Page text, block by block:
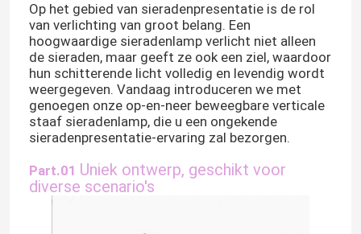
Op het gebied van sieradenpresentatie is de rol
van verlichting van groot belang. Een
hoogwaardige sieradenlamp verlicht niet alleen
de sieraden, maar geeft ze ook een ziel, waardoor
hun schitterende licht volledig en levendig wordt
weergegeven. Vandaag introduceren we met
genoegen onze op-en-neer beweegbare verticale
staaf sieradenlamp, die u een ongekende
sieradenpresentatie-ervaring zal bezorgen.
Part.01 Uniek ontwerp, geschikt voor
diverse scenario's